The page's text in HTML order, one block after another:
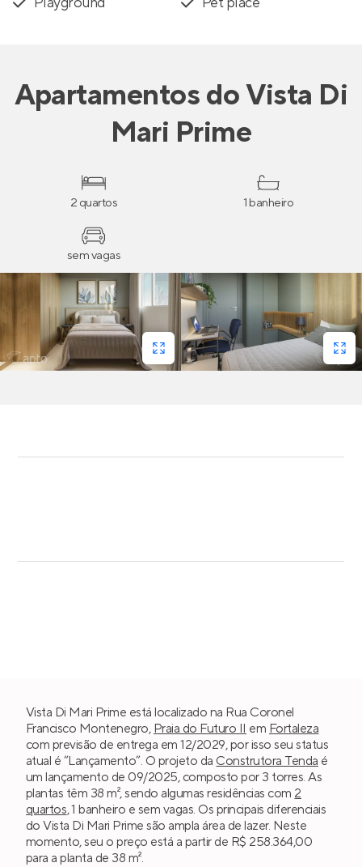
ApartamentosdoVista Di
Mari Prime
2 quartos 1 banheiro
sem vagas
Vista Di Mari Prime está localizado na Rua Coronel
Francisco Montenegro, Praia do Futuro II em Fortaleza
com previsão de entrega em 12/2029, por isso seu status
atual é “Lançamento”. O projeto da Construtora Tenda é
um lançamento de 09/2025, composto por 3 torres. As
plantas têm 38 m², sendo algumas residências com 2
quartos, 1 banheiro e sem vagas. Os principais diferenciais
do Vista Di Mari Prime são ampla área de lazer. Neste
momento, seu o preço está a partir de R$ 258.364,00
para a planta de 38 m².